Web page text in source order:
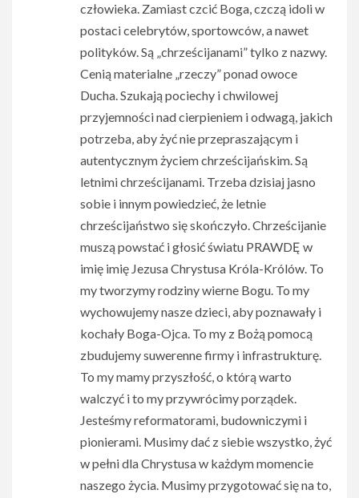
człowieka. Zamiast czcić Boga, czczą idoli w
postaci celebrytów, sportowców, a nawet
polityków. Są „chrześcijanami” tylko z nazwy.
Cenią materialne „rzeczy” ponad owoce
Ducha. Szukają pociechy i chwilowej
przyjemności nad cierpieniem i odwagą, jakich
potrzeba, aby żyć nie przepraszającym i
autentycznym życiem chrześcijańskim. Są
letnimi chrześcijanami. Trzeba dzisiaj jasno
sobie i innym powiedzieć, że letnie
chrześcijaństwo się skończyło. Chrześcijanie
muszą powstać i głosić światu PRAWDĘ w
imię imię Jezusa Chrystusa Króla-Królów. To
my tworzymy rodziny wierne Bogu. To my
wychowujemy nasze dzieci, aby poznawały i
kochały Boga-Ojca. To my z Bożą pomocą
zbudujemy suwerenne firmy i infrastrukturę.
To my mamy przyszłość, o którą warto
walczyć i to my przywrócimy porządek.
Jesteśmy reformatorami, budowniczymi i
pionierami. Musimy dać z siebie wszystko, żyć
w pełni dla Chrystusa w każdym momencie
naszego życia. Musimy przygotować się na to,